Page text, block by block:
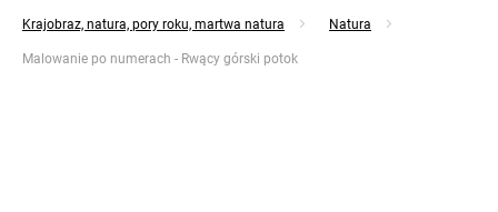
Krajobraz, natura, pory roku, martwa natura Natura
Malowanie po numerach - Rwący górski potok